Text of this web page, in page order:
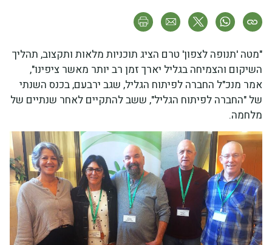
"מטה 'תנופה לצפון' טרם הציג תוכניות מלאות ותקצוב, תהליך
השיקום והצמיחה בגליל יארך זמן רב יותר מאשר ציפינו",
אמר מנכ"ל החברה לפיתוח הגליל, שגב ירבעם, בכנס השנתי
של "החברה לפיתוח הגליל", ששב להתקיים לאחר שנתיים של
מלחמה.